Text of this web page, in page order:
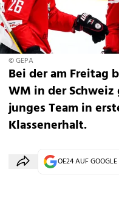
© GEPA
Bei der am Freitag
WM in der
junges Team in
Klassenerhalt.
OE24 AUF